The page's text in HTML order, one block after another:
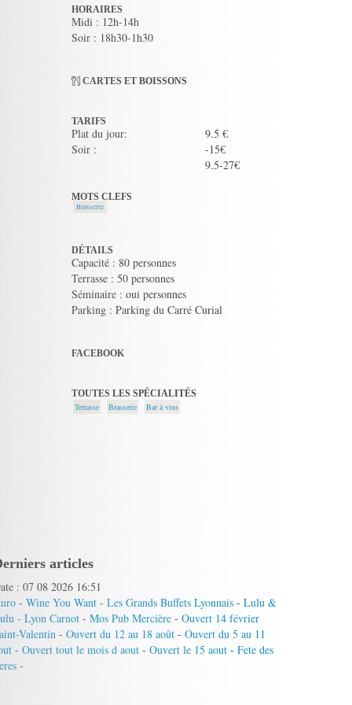
HORAIRES
Midi : 12h-14h
Soir : 18h30-1h30
CARTES ET BOISSONS
TARIFS
Plat du jour:
Soir :
9.5 €
-15€
9.5-27€
MOTS CLEFS
Brasserie
DÉTAILS
Capacité : 80 personnes
Terrasse : 50 personnes
Séminaire : oui personnes
Parking : Parking du Carré Curial
FACEBOOK
TOUTES LES SPÉCIALITÉS
Terrasse
Brasserie Bar à vins
articles
: 07 08 2026 16:51
- Wine You Want - Les Grands Buffets Lyonnais - Lulu &
- Lyon Carnot - Mos Pub Mercière - Ouvert 14 février
Valentin - Ouvert du 12 au 18 août - Ouvert du 5 au 11
- Ouvert tout le mois d aout - Ouvert le 15 aout - Fete des
-